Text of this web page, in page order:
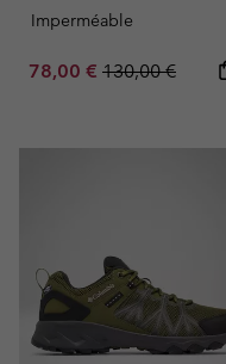
Imperméable
Sale price:
78,00 € Regular price:
130,00 €